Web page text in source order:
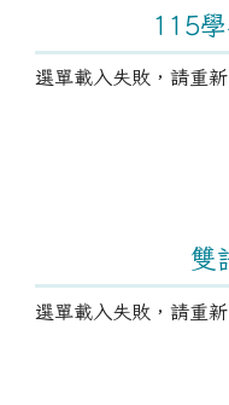
115
選單載入失敗，請重
雙
選單載入失敗，請重